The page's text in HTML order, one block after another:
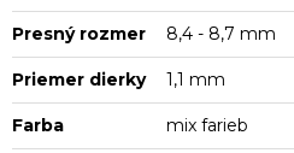
Presný rozmer 8,4 - 8,7 mm
Priemer dierky 1,1 mm
Farba mix farieb